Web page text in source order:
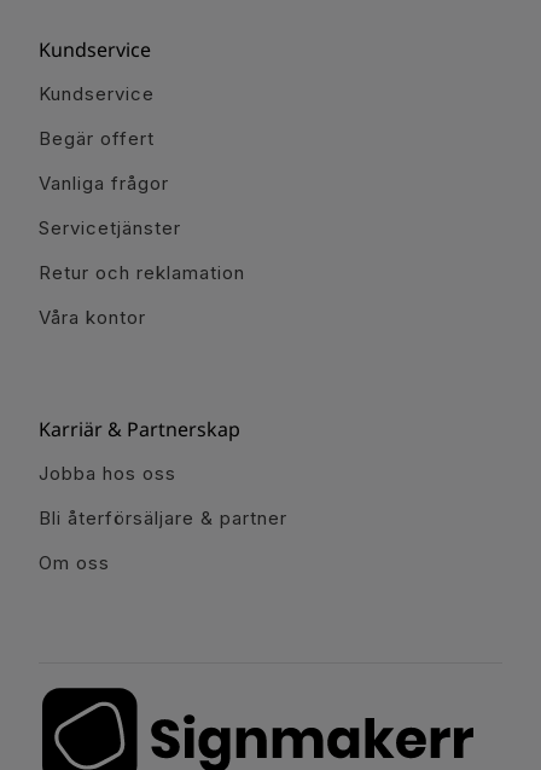
Kundservice
Kundservice
Begär offert
Vanliga frågor
Servicetjänster
Retur och reklamation
Våra kontor
Karriär & Partnerskap
Jobba hos oss
Bli återförsäljare & partner
Om oss